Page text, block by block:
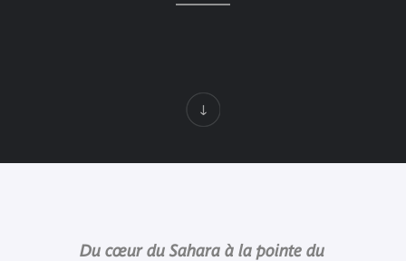
Du cœur du Sahara à la pointe du